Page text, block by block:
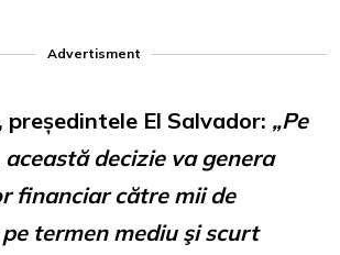
Advertisment
președintele El Salvador: „Pe
decizie va genera
financiar către mii de
termen mediu şi scurt